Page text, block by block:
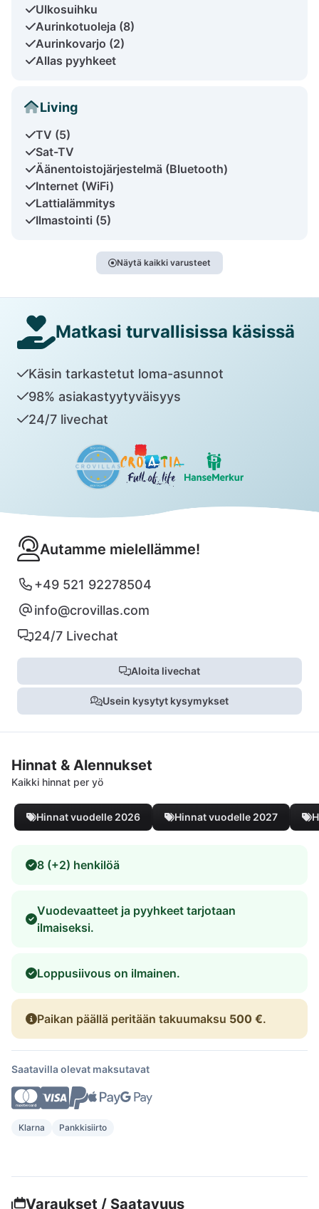
Ulkosuihku
Aurinkotuoleja (8)
Aurinkovarjo (2)
Allas pyyhkeet
Living
TV (5)
Sat-TV
Äänentoistojärjestelmä (Bluetooth)
Internet (WiFi)
Lattialämmitys
Ilmastointi (5)
Näytä kaikki varusteet
Matkasi turvallisissa käsissä
Käsin tarkastetut loma-asunnot
98% asiakastyytyväisyys
24/7 livechat
Autamme mielellämme!
+49 521 92278504
info@crovillas.com
24/7 Livechat
Aloita livechat
Usein kysytyt kysymykset
Hinnat & Alennukset
Kaikki hinnat per yö
Hinnat vuodelle 2026 Hinnat vuodelle 2027
8 (+2) henkilöä
Vuodevaatteet ja pyyhkeet tarjotaan
ilmaiseksi.
Loppusiivous on ilmainen.
Paikan päällä peritään takuumaksu 500 €.
Saatavilla olevat maksutavat
Klarna Pankkisiirto
Varaukset / Saatavuus